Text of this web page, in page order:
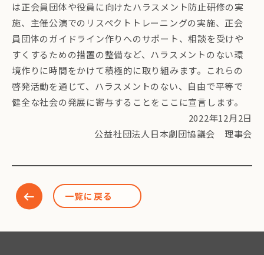
は正会員団体や役員に向けたハラスメント防止研修の実
施、主催公演でのリスペクトトレーニングの実施、正会
員団体のガイドライン作りへのサポート、相談を受けや
すくするための措置の整備など、ハラスメントのない環
境作りに時間をかけて積極的に取り組みます。これらの
啓発活動を通じて、ハラスメントのない、自由で平等で
健全な社会の発展に寄与することをここに宣言します。
2022年12月2日
公益社団法人日本劇団協議会 理事会
一覧に戻る